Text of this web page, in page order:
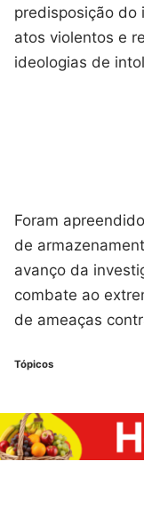
predisposição do
atos violentos e
ideologias de
Foram
de
avanço da
combate ao
de ameaças
Tópicos